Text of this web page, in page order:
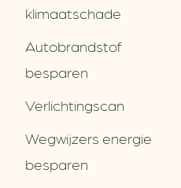
klimaatschade
Autobrandstof
besparen
Verlichtingscan
Wegwijzers energie
besparen